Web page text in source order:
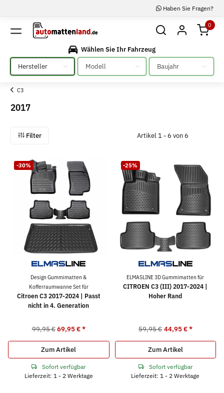
Haben Sie Fragen?
0
Wählen Sie Ihr Fahrzeug
Bitte auswählen
Bitte auswählen Bitte auswählen
C3
2017
Filter Artikel 1 - 6 von 6
-30%
Design Gummimatten &
Kofferraumwanne Set für
Citroen C3 2017-2024 | Passt
nicht in 4. Generation
99,95 € 69,95 €*
Zum Artikel
Sofort verfügbar
Lieferzeit: 1 - 2 Werktage
-25%
ELMASLINE 3D Gummimatten für
CITROEN C3 (III) 2017-2024 |
Hoher Rand
59,95 € 44,95 €*
Zum Artikel
Sofort verfügbar
Lieferzeit: 1 - 2 Werktage